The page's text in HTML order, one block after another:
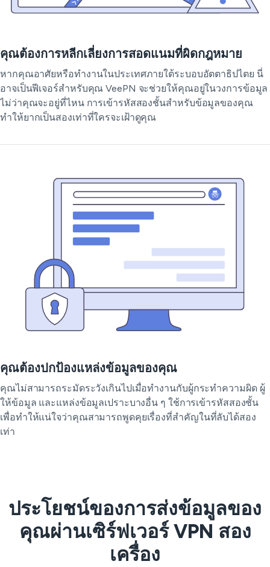
คุณต้องการหลีกเลี่ยงการสอดแนมที่ผิดกฎหมาย
หากคุณอาศัยหรือทำงานในประเทศภายใต้ระบอบอัตตาธิปไตย นี่
อาจเป็นฟีเจอร์สำหรับคุณ VeePN จะช่วยให้คุณอยู่ในวงการข้อมูล
ไม่ว่าคุณจะอยู่ที่ไหน การเข้ารหัสสองชั้นสำหรับข้อมูลของคุณ
ทำให้ยากเป็นสองเท่าที่ใครจะเฝ้าดูคุณ
คุณต้องปกป้องแหล่งข้อมูลของคุณ
คุณไม่สามารถระมัดระวังเกินไปเมื่อทำงานกับผู้กระทำความผิด ผู้
ให้ข้อมูล และแหล่งข้อมูลเปราะบางอื่น ๆ ใช้การเข้ารหัสสองชั้น
เพื่อทำให้แน่ใจว่าคุณสามารถพูดคุยเรื่องที่สำคัญในที่ลับได้สอง
เท่า
ประโยชน์ของการส่งข้อมูลของ
คุณผ่านเซิร์ฟเวอร์ VPN สอง
เครื่อง